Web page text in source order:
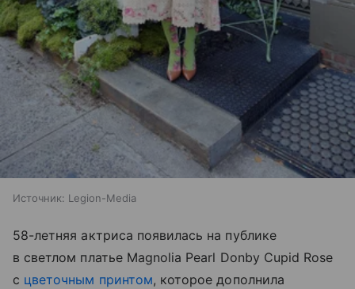
Источник: Legion-Media
58-летняя актриса появилась на публике
в светлом платье Magnolia Pearl Donby Cupid Rose
с цветочным принтом, которое дополнила